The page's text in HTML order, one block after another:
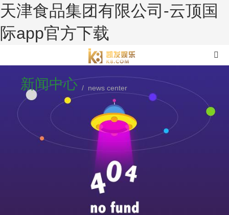
天津食品集团有限公司-云顶国
际app官方下载
新闻中心 / news center